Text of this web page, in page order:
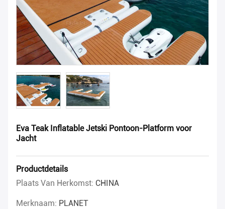
Eva Teak Inflatable Jetski Pontoon-Platform voor
Jacht
Productdetails
Plaats Van Herkomst: CHINA
Merknaam: PLANET